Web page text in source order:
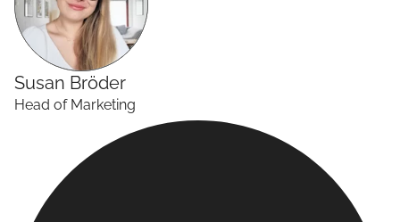
Susan Bröder
Head of Marketing